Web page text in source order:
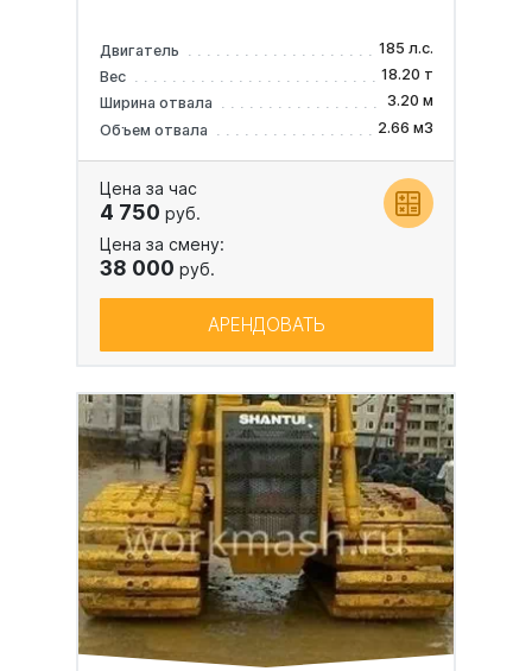
Двигатель
185 л.с.
Вес
18.20 т
Ширина отвала
3.20 м
Объем отвала
2.66 м3
Цена за час
4 750 руб.
Цена за смену:
38 000 руб.
АРЕНДОВАТЬ